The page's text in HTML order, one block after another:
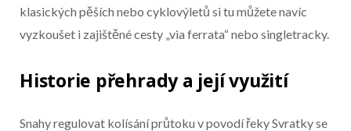
klasických pěších nebo cyklovýletů si tu můžete navíc
vyzkoušet i zajištěné cesty „via ferrata“ nebo singletracky.
Historie přehrady a její využití
Snahy regulovat kolísání průtoku v povodí řeky Svratky se